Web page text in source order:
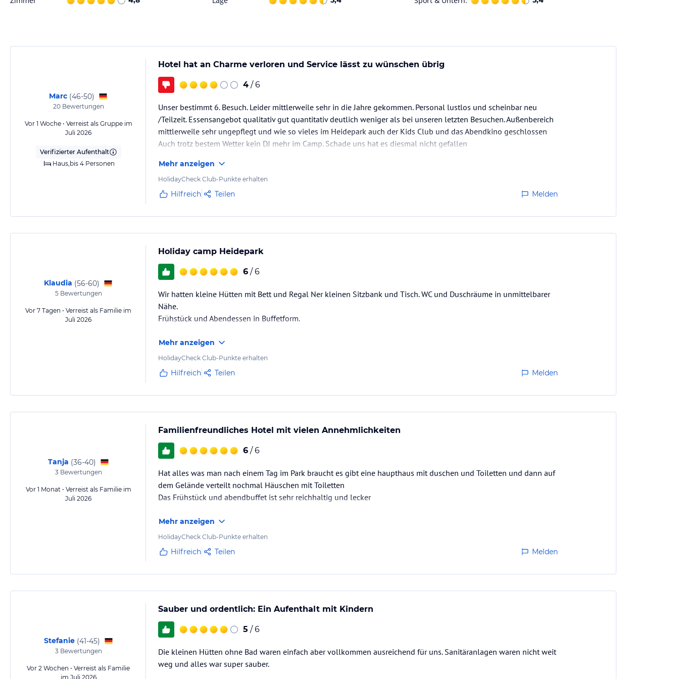
jeweiligen Veranstalters.
Marc (46-50)
20Bewertungen
Vor 1 Woche • Verreist als Gruppe im
Juli 2026
Verifizierter Aufenthalt
Haus,bis 4 Personen
Hotel hat an Charme verloren und Service lässt zu wünschen übrig
4 / 6
Unser bestimmt 6. Besuch. Leider mittlerweile sehr in die Jahre gekommen. Personal lustlos und scheinbar neu
/Teilzeit. Essensangebot qualitativ gut quantitativ deutlich weniger als bei unseren letzten Besuchen. Außenbereich
mittlerweile sehr ungepflegt und wie so vieles im Heidepark auch der Kids Club und das Abendkino geschlossen
Auch trotz bestem Wetter kein DJ mehr im Camp. Schade uns hat es diesmal nicht gefallen
Mehr anzeigen
HolidayCheck Club-Punkte erhalten
Hilfreich Teilen Melden
Klaudia (56-60)
5Bewertungen
Vor 7 Tagen • Verreist als Familie im
Juli 2026
Holiday camp Heidepark
6 / 6
Wir hatten kleine Hütten mit Bett und Regal Ner kleinen Sitzbank und Tisch. WC und Duschräume in unmittelbarer
Nähe.
Frühstück und Abendessen in Buffetform.
Mehr anzeigen
HolidayCheck Club-Punkte erhalten
Hilfreich Teilen Melden
Tanja (36-40)
3Bewertungen
Vor 1 Monat • Verreist als Familie im
Juli 2026
Familienfreundliches Hotel mit vielen Annehmlichkeiten
6 / 6
Hat alles was man nach einem Tag im Park braucht es gibt eine haupthaus mit duschen und Toiletten und dann auf
dem Gelände verteilt nochmal Häuschen mit Toiletten
Das Frühstück und abendbuffet ist sehr reichhaltig und lecker
Mehr anzeigen
HolidayCheck Club-Punkte erhalten
Hilfreich Teilen Melden
Stefanie (41-45)
3Bewertungen
Vor 2 Wochen • Verreist als Familie
im Juli 2026
Sauber und ordentlich: Ein Aufenthalt mit Kindern
5 / 6
Die kleinen Hütten ohne Bad waren einfach aber vollkommen ausreichend für uns. Sanitäranlagen waren nicht weit
weg und alles war super sauber.